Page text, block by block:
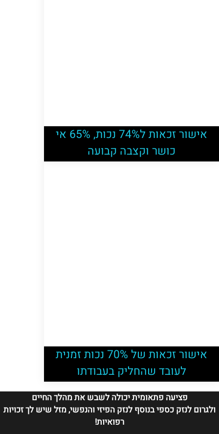
אישור זכאות ל74% נכות, 65% אי
כושר וקצבה קבועה
אישור זכאות של 70% נכות זמנית
לעובד שהחליק בעבודתו
פציעה פתאומית יכולה לשבש את מהלך החיים
ולגרום לנזק כספי בנוסף לנזק הפיזי והנפשי, מזל שיש לך זכויות
רפואיות!